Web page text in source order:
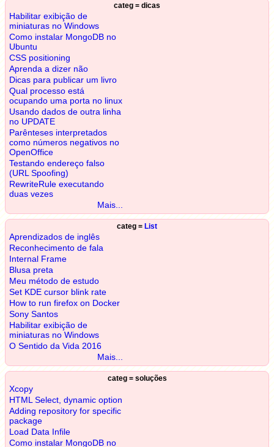
categ = dicas
Habilitar exibição de
miniaturas no Windows
Como instalar MongoDB no
Ubuntu
CSS positioning
Aprenda a dizer não
Dicas para publicar um livro
Qual processo está
ocupando uma porta no linux
Usando dados de outra linha
no UPDATE
Parênteses interpretados
como números negativos no
OpenOffice
Testando endereço falso
(URL Spoofing)
RewriteRule executando
duas vezes
Mais...
categ = List
Aprendizados de inglês
Reconhecimento de fala
Internal Frame
Blusa preta
Meu método de estudo
Set KDE cursor blink rate
How to run firefox on Docker
Sony Santos
Habilitar exibição de
miniaturas no Windows
O Sentido da Vida 2016
Mais...
categ = soluções
Xcopy
HTML Select, dynamic option
Adding repository for specific
package
Load Data Infile
Como instalar MongoDB no